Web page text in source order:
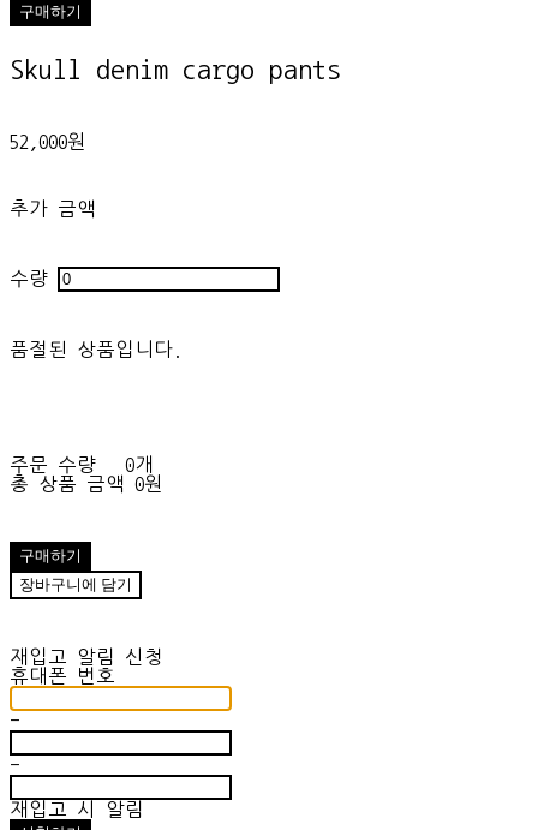
구매하기
Skull denim cargo pants
52,000원
추가 금액
수량
품절된 상품입니다.
주문 수량
0개
총 상품 금액
0원
구매하기
장바구니에 담기
재입고 알림 신청
휴대폰 번호
-
-
재입고 시 알림